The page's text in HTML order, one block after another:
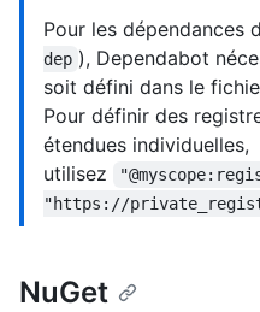
Pour les dépendances
dep ), Dependabot
soit défini dans le
Pour définir des
étendues individuelles,
utilisez
"https://
NuGet